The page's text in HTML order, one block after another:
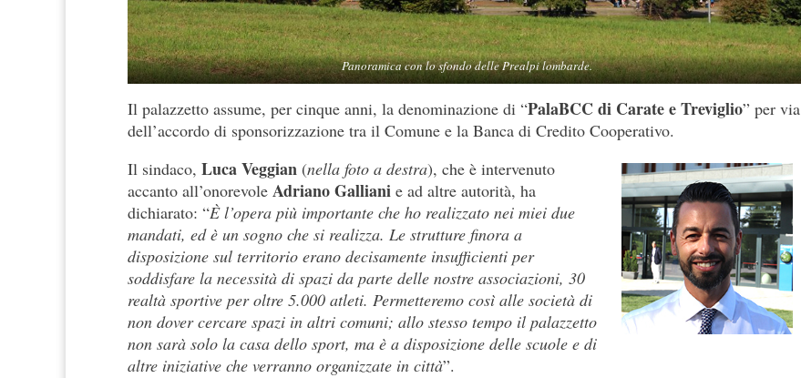
Panoramica con lo sfondo delle Prealpi lombarde.
Il palazzetto assume, per cinque anni, la denominazione di “PalaBCC di Carate e Treviglio” per via
dell’accordo di sponsorizzazione tra il Comune e la Banca di Credito Cooperativo.
Il sindaco, Luca Veggian (nella foto a destra), che è intervenuto
accanto all’onorevole Adriano Galliani e ad altre autorità, ha
dichiarato: “È l’opera più importante che ho realizzato nei miei due
mandati, ed è un sogno che si realizza. Le strutture finora a
disposizione sul territorio erano decisamente insufficienti per
soddisfare la necessità di spazi da parte delle nostre associazioni, 30
realtà sportive per oltre 5.000 atleti. Permetteremo così alle società di
non dover cercare spazi in altri comuni; allo stesso tempo il palazzetto
non sarà solo la casa dello sport, ma è a disposizione delle scuole e di
altre iniziative che verranno organizzate in città”.